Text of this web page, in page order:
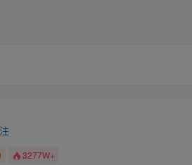
3277W+